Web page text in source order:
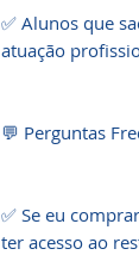
✅ Alunos que
atuação
💬 Perguntas
✅ Se eu
ter acesso ao